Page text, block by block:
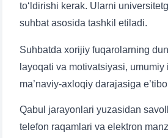
toʻldirishi kerak. Ularni
suhbat asosida tashkil etiladi.
Suhbatda xorijiy fuqarolarning
layoqati va motivatsiyasi, umumiy
ma’naviy-axloqiy darajasiga
Qabul jarayonlari yuzasidan
telefon raqamlari va elektron